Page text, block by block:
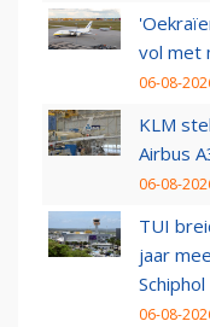
vol met
06-08-
KLM
Airbus
06-08-
TUI
jaar
Schiphol
06-08-